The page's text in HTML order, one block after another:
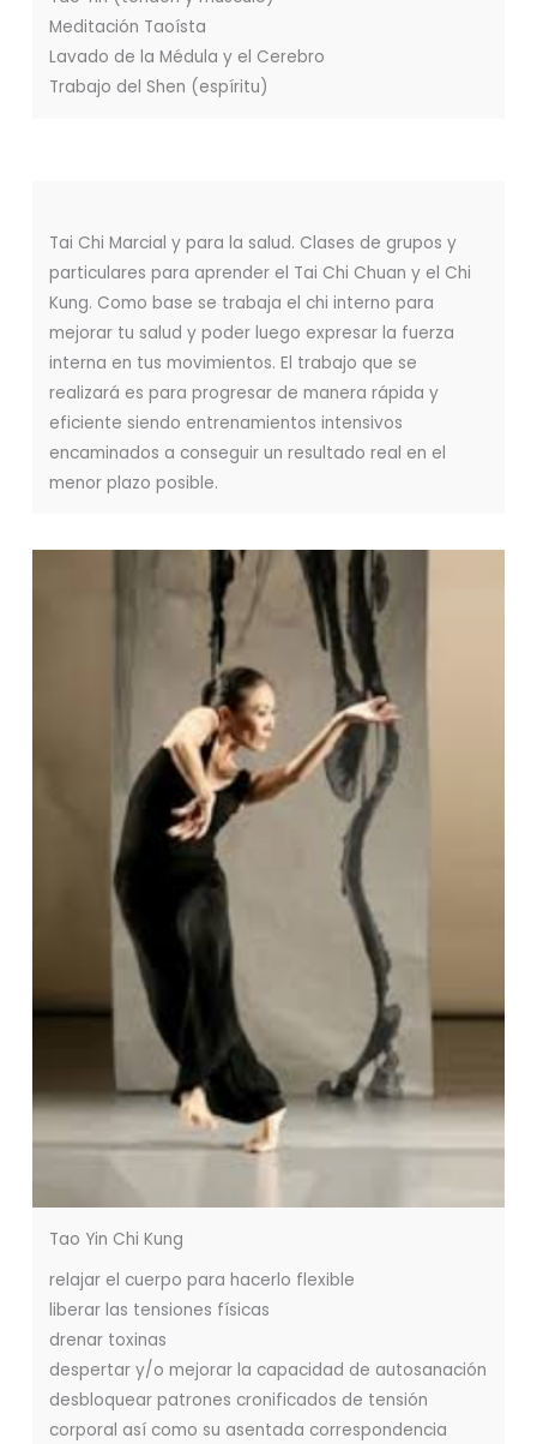
Meditación Taoísta
Lavado de la Médula y el Cerebro
Trabajo del Shen (espíritu)
Tai Chi Marcial y para la salud. Clases de grupos y
particulares para aprender el Tai Chi Chuan y el Chi
Kung. Como base se trabaja el chi interno para
mejorar tu salud y poder luego expresar la fuerza
interna en tus movimientos. El trabajo que se
realizará es para progresar de manera rápida y
eficiente siendo entrenamientos intensivos
encaminados a conseguir un resultado real en el
menor plazo posible.
Tao Yin Chi Kung
relajar el cuerpo para hacerlo flexible
liberar las tensiones físicas
drenar toxinas
despertar y/o mejorar la capacidad de autosanación
desbloquear patrones cronificados de tensión
corporal así como su asentada correspondencia